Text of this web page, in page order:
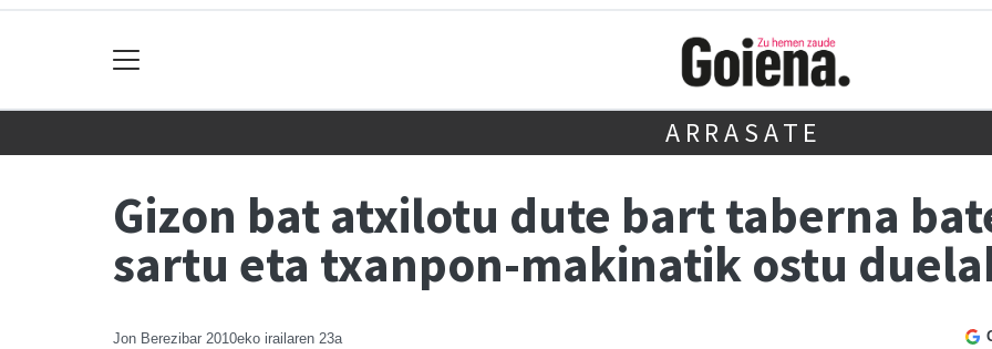
ARRASATE
Gizon bat atxilotu dute bart taberna
sartu eta txanpon-makinatik ostu
Jon Berezibar 2010eko irailaren 23a